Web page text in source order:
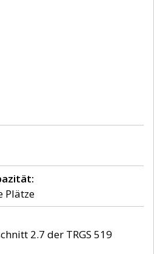
Plätze
2.7 der TRGS 519